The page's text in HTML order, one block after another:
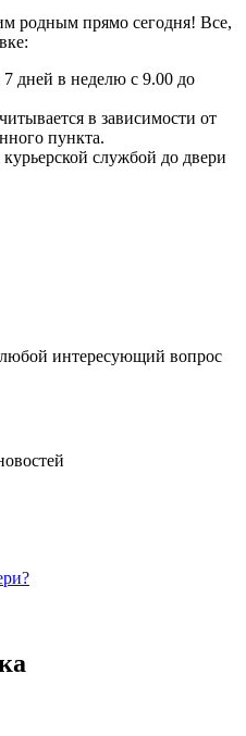
родным прямо сегодня! Все,
7 дней в неделю с 9.00 до
в зависимости от
пункта.
курьерской службой до двери
интересующий вопрос